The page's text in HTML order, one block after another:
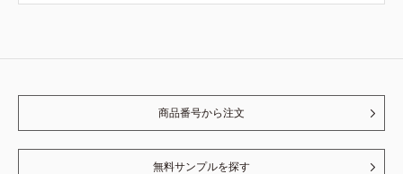
商品番号から注文
無料サンプルを探す